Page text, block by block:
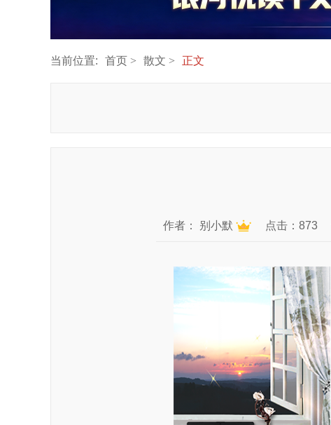
当前位置: 首页 散文 正文
作者： 别小默 点击：873